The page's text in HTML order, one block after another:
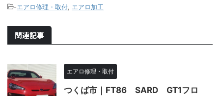
-エアロ修理・取付, エアロ加工
関連記事
エアロ修理・取付
つくば市｜FT86 SARD GT1フロ